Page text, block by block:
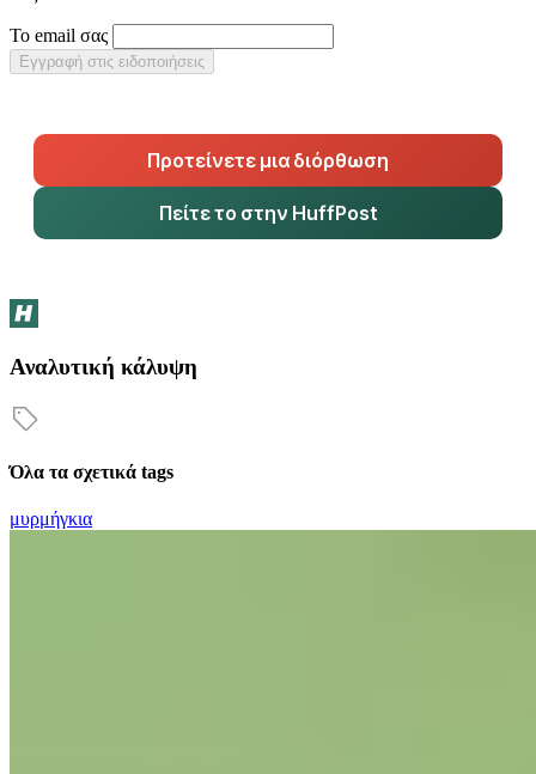
Το email σας
Εγγραφή στις ειδοποιήσεις
Προτείνετε μια διόρθωση
Πείτε το στην HuffPost
Αναλυτική κάλυψη
Όλα τα σχετικά tags
μυρμήγκια